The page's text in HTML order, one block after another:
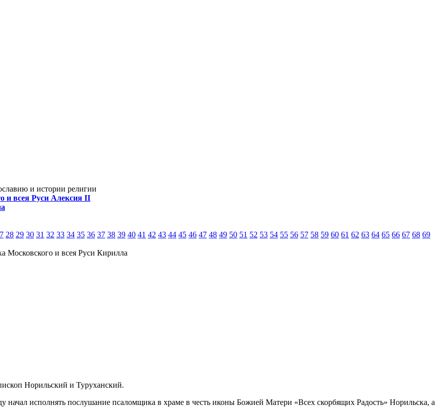
и истории религии
и всея Руси Алексия II
28 29 30 31 32 33 34 35 36 37 38 39 40 41 42 43 44 45 46 47 48 49 50 51 52 53 54 55 56 57 58 59 60 61 62 63 64 65 66 67 68 69
Московского и всея Руси Кирилла
Норильский и Туруханский.
исполнять послушание псаломщика в храме в честь иконы Божией Матери «Всех скорбящих Радость» Норильска, а